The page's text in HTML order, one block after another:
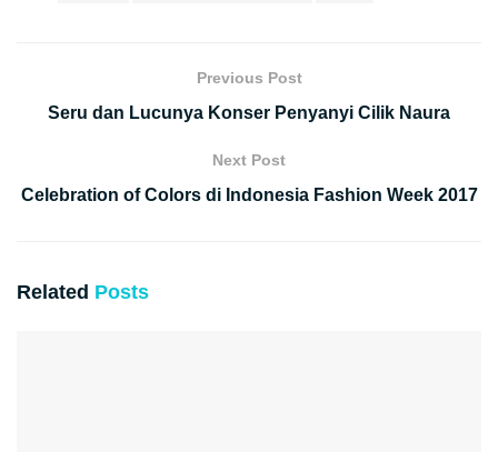
Previous Post
Seru dan Lucunya Konser Penyanyi Cilik Naura
Next Post
Celebration of Colors di Indonesia Fashion Week 2017
Related Posts